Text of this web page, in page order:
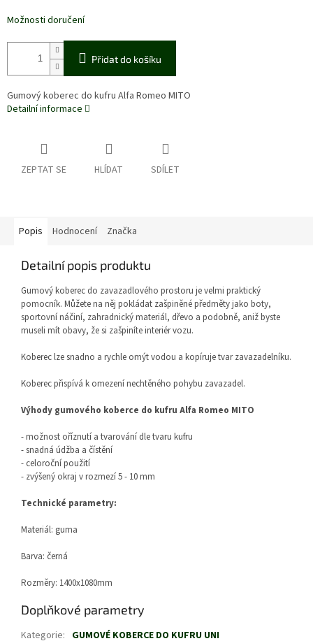
Možnosti doručení
Přidat do košíku
Gumový koberec do kufru Alfa Romeo MITO
Detailní informace
ZEPTAT SE HLÍDAT SDÍLET
Popis Hodnocení Značka
Detailní popis produktu
Gumový koberec do zavazadlového prostoru je velmi praktický
pomocník. Můžete na něj pokládat zašpiněné předměty jako boty,
sportovní náčiní, zahradnický materiál, dřevo a podobně, aniž byste
museli mít obavy, že si zašpiníte interiér vozu.
Koberec lze snadno a rychle omýt vodou a kopíruje tvar zavazadelníku.
Koberec přispívá k omezení nechtěného pohybu zavazadel.
Výhody gumového koberce do kufru Alfa Romeo MITO
- možnost oříznutí a tvarování dle tvaru kufru
- snadná údžba a čístění
- celoroční použití
- zvýšený okraj v rozmezí 5 - 10 mm
Technické parametry:
Materiál: guma
Barva: černá
Rozměry: 1400x1080mm
Doplňkové parametry
Kategorie: GUMOVÉ KOBERCE DO KUFRU UNI